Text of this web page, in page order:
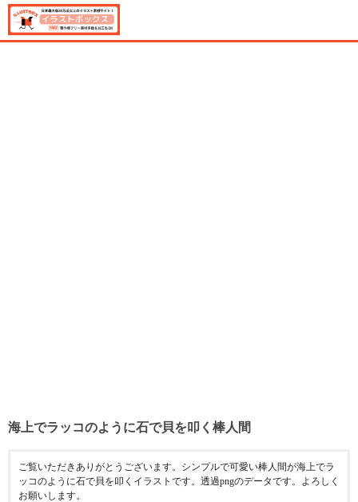
海上でラッコのように石で貝を叩く棒人間
ご覧いただきありがとうございます。シンプルで可愛い棒人間が海上でラ
ッコのように石で貝を叩くイラストです。透過pngのデータです。よろしく
お願いします。